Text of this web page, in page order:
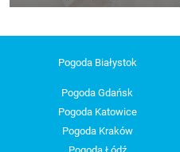
Pogoda Białystok
Pogoda Gdańsk
Pogoda Katowice
Pogoda Kraków